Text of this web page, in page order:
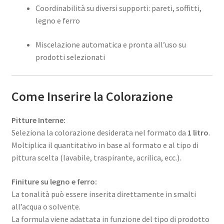
Coordinabilità su diversi supporti: pareti, soffitti,
legno e ferro
Miscelazione automatica e pronta all’uso su
prodotti selezionati
Come Inserire la Colorazione
Pitture Interne:
Seleziona la colorazione desiderata nel formato da 1 litro.
Moltiplica il quantitativo in base al formato e al tipo di
pittura scelta (lavabile, traspirante, acrilica, ecc.).
Finiture su legno e ferro:
La tonalità può essere inserita direttamente in smalti
all’acqua o solvente.
La formula viene adattata in funzione del tipo di prodotto